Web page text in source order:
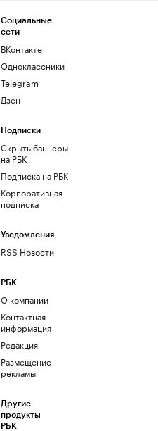
Социальные
сети
ВКонтакте
Одноклассники
Telegram
Дзен
Подписки
Скрыть баннеры
на РБК
Подписка на РБК
Корпоративная
подписка
Уведомления
RSS Новости
РБК
О компании
Контактная
информация
Редакция
Размещение
рекламы
Другие
продукты
РБК